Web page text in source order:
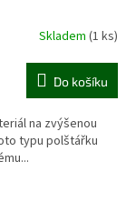
Skladem (1 ks)
Do košíku
na zvýšenou
typu polštářku